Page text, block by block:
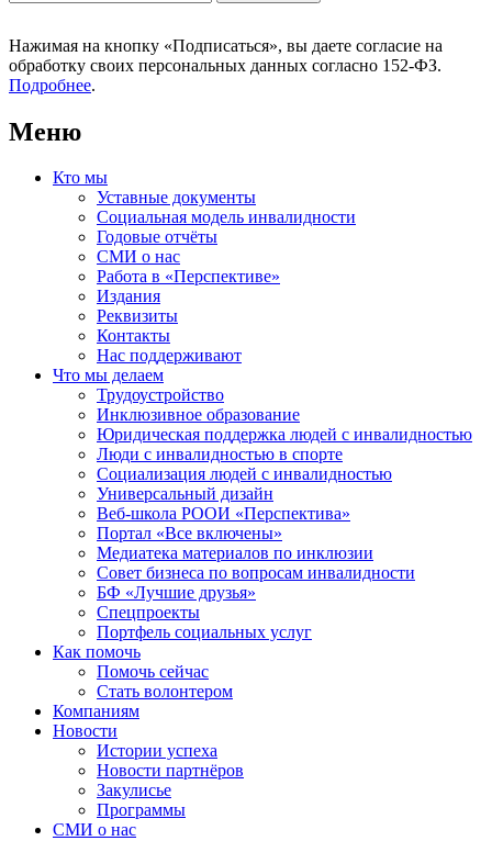
Нажимая на кнопку «Подписаться», вы даете согласие на
обработку своих персональных данных согласно 152-ФЗ.
Подробнее.
Меню
Кто мы
Уставные документы
Социальная модель инвалидности
Годовые отчёты
СМИ о нас
Работа в «Перспективе»
Издания
Реквизиты
Контакты
Нас поддерживают
Что мы делаем
Трудоустройство
Инклюзивное образование
Юридическая поддержка людей с инвалидностью
Люди с инвалидностью в спорте
Социализация людей с инвалидностью
Универсальный дизайн
Веб-школа РООИ «Перспектива»
Портал «Все включены»
Медиатека материалов по инклюзии
Совет бизнеса по вопросам инвалидности
БФ «Лучшие друзья»
Спецпроекты
Портфель социальных услуг
Как помочь
Помочь сейчас
Стать волонтером
Компаниям
Новости
Истории успеха
Новости партнёров
Закулисье
Программы
СМИ о нас